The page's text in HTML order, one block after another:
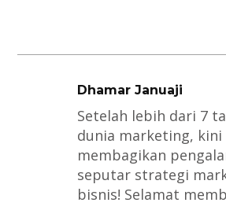
Dhamar Januaji
Setelah lebih dari 7
dunia marketing,
membagikan
seputar strategi
bisnis! Selamat